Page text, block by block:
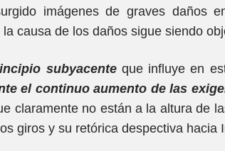
imágenes de graves daños
causa de los daños sigue siendo
subyacenteque influye en
el continuo aumento de las
claramente no están a la altura de
giros y su retórica despectiva hacia